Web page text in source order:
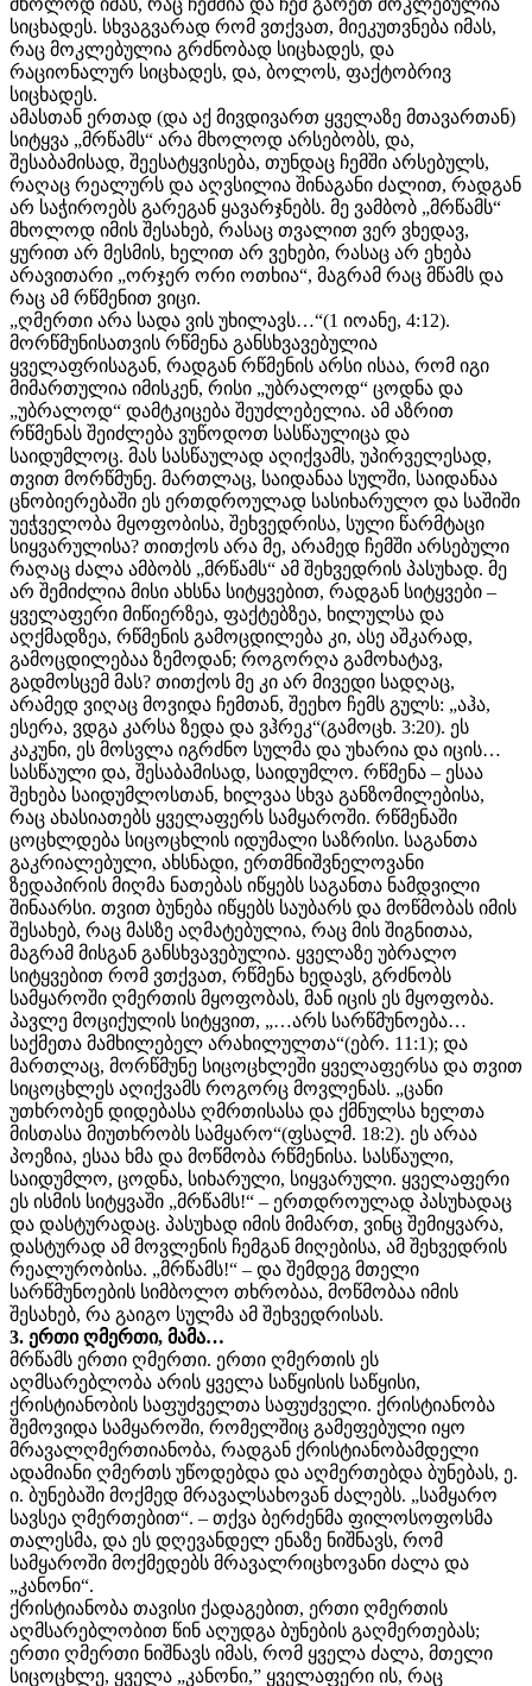
სიცხადეს. სხვაგვარად რომ ვთქვათ, მიეკუთვნება იმას,
რაც მოკლებულია გრძნობად სიცხადეს, და
რაციონალურ სიცხადეს, და, ბოლოს, ფაქტობრივ
სიცხადეს.
ამასთან ერთად (და აქ მივდივართ ყველაზე მთავართან)
სიტყვა „მრწამს“ არა მხოლოდ არსებობს, და,
შესაბამისად, შეესატყვისება, თუნდაც ჩემში არსებულს,
რაღაც რეალურს და აღვსილია შინაგანი ძალით, რადგან
არ საჭიროებს გარეგან ყავარჯნებს. მე ვამბობ „მრწამს“
მხოლოდ იმის შესახებ, რასაც თვალით ვერ ვხედავ,
ყურით არ მესმის, ხელით არ ვეხები, რასაც არ ეხება
არავითარი „ორჯერ ორი ოთხია“, მაგრამ რაც მწამს და
რაც ამ რწმენით ვიცი.
„ღმერთი არა სადა ვის უხილავს…“(1 იოანე, 4:12).
მორწმუნისათვის რწმენა განსხვავებულია
ყველაფრისაგან, რადგან რწმენის არსი ისაა, რომ იგი
მიმართულია იმისკენ, რისი „უბრალოდ“ ცოდნა და
„უბრალოდ“ დამტკიცება შეუძლებელია. ამ აზრით
რწმენას შეიძლება ვუწოდოთ სასწაულიცა და
საიდუმლოც. მას სასწაულად აღიქვამს, უპირველესად,
თვით მორწმუნე. მართლაც, საიდანაა სულში, საიდანაა
ცნობიერებაში ეს ერთდროულად სასიხარულო და საშიში
უეჭველობა მყოფობისა, შეხვედრისა, სული წარმტაცი
სიყვარულისა? თითქოს არა მე, არამედ ჩემში არსებული
რაღაც ძალა ამბობს „მრწამს“ ამ შეხვედრის პასუხად. მე
არ შემიძლია მისი ახსნა სიტყვებით, რადგან სიტყვები –
ყველაფერი მიწიერზეა, ფაქტებზეა, ხილულსა და
აღქმადზეა, რწმენის გამოცდილება კი, ასე აშკარად,
გამოცდილებაა ზემოდან; როგორღა გამოხატავ,
გადმოსცემ მას? თითქოს მე კი არ მივედი სადღაც,
არამედ ვიღაც მოვიდა ჩემთან, შეეხო ჩემს გულს: „აჰა,
ესერა, ვდგა კარსა ზედა და ვჰრეკ“(გამოცხ. 3:20). ეს
კაკუნი, ეს მოსვლა იგრძნო სულმა და უხარია და იცის…
სასწაული და, შესაბამისად, საიდუმლო. რწმენა – ესაა
შეხება საიდუმლოსთან, ხილვაა სხვა განზომილებისა,
რაც ახასიათებს ყველაფერს სამყაროში. რწმენაში
ცოცხლდება სიცოცხლის იდუმალი საზრისი. საგანთა
გაკრიალებული, ახსნადი, ერთმნიშვნელოვანი
ზედაპირის მიღმა ნათებას იწყებს საგანთა ნამდვილი
შინაარსი. თვით ბუნება იწყებს საუბარს და მოწმობას იმის
შესახებ, რაც მასზე აღმატებულია, რაც მის შიგნითაა,
მაგრამ მისგან განსხვავებულია. ყველაზე უბრალო
სიტყვებით რომ ვთქვათ, რწმენა ხედავს, გრძნობს
სამყაროში ღმერთის მყოფობას, მან იცის ეს მყოფობა.
პავლე მოციქულის სიტყვით, „…არს სარწმუნოება…
საქმეთა მამხილებელ არახილულთა“(ებრ. 11:1); და
მართლაც, მორწმუნე სიცოცხლეში ყველაფერსა და თვით
სიცოცხლეს აღიქვამს როგორც მოვლენას. „ცანი
უთხრობენ დიდებასა ღმრთისასა და ქმნულსა ხელთა
მისთასა მიუთხრობს სამყარო“(ფსალმ. 18:2). ეს არაა
პოეზია, ესაა ხმა და მოწმობა რწმენისა. სასწაული,
საიდუმლო, ცოდნა, სიხარული, სიყვარული. ყველაფერი
ეს ისმის სიტყვაში „მრწამს!“ – ერთდროულად პასუხადაც
და დასტურადაც. პასუხად იმის მიმართ, ვინც შემიყვარა,
დასტურად ამ მოვლენის ჩემგან მიღებისა, ამ შეხვედრის
რეალურობისა. „მრწამს!“ – და შემდეგ მთელი
სარწმუნოების სიმბოლო თხრობაა, მოწმობაა იმის
შესახებ, რა გაიგო სულმა ამ შეხვედრისას.
3. ერთი ღმერთი, მამა…
მრწამს ერთი ღმერთი. ერთი ღმერთის ეს
აღმსარებლობა არის ყველა საწყისის საწყისი,
ქრისტიანობის საფუძველთა საფუძველი. ქრისტიანობა
შემოვიდა სამყაროში, რომელშიც გამეფებული იყო
მრავალღმერთიანობა, რადგან ქრისტიანობამდელი
ადამიანი ღმერთს უწოდებდა და აღმერთებდა ბუნებას, ე.
ი. ბუნებაში მოქმედ მრავალსახოვან ძალებს. „სამყარო
სავსეა ღმერთებით“. – თქვა ბერძენმა ფილოსოფოსმა
თალესმა, და ეს დღევანდელ ენაზე ნიშნავს, რომ
სამყაროში მოქმედებს მრავალრიცხოვანი ძალა და
„კანონი“.
ქრისტიანობა თავისი ქადაგებით, ერთი ღმერთის
აღმსარებლობით წინ აღუდგა ბუნების გაღმერთებას;
ერთი ღმერთი ნიშნავს იმას, რომ ყველა ძალა, მთელი
სიცოცხლე, ყველა „კანონი,” ყველაფერი ის, რაც